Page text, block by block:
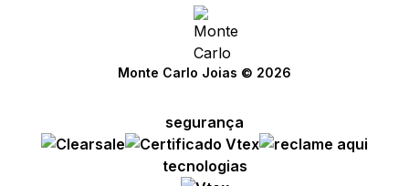
Compre com um Embaixador
Compre com um Embaixador
Monte Carlo Joias © 2026
segurança
tecnologias
Compre com um Embaixador